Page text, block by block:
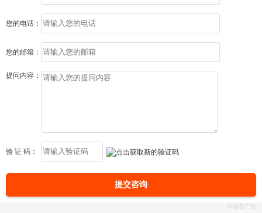
您的电话：
您的邮箱：
提问内容：
验 证 码：
提交咨询